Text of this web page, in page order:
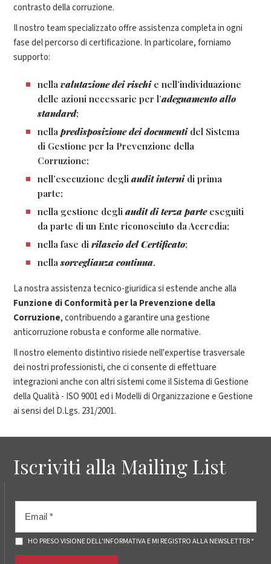
contrasto della corruzione.
Il nostro team specializzato offre assistenza completa in ogni
fase del percorso di certificazione. In particolare, forniamo
supporto:
nella valutazione dei rischie nell’individuazione
delle azioni necessarie per l’adeguamento allo
standard;
nella predisposizione dei documentidel Sistema
di Gestione per la Prevenzione della
Corruzione;
nell’esecuzione degli audit internidi prima
parte;
nella gestione degli audit di terza parteeseguiti
da parte di un Ente riconosciuto da Accredia;
nella fase di rilascio del Certificato;
nellasorveglianza continua.
La nostra assistenza tecnico-giuridica si estende anche alla
Funzione di Conformità per la Prevenzione della
Corruzione, contribuendo a garantire una gestione
anticorruzione robusta e conforme alle normative.
Il nostro elemento distintivo risiede nell'expertise trasversale
dei nostri professionisti, che ci consente di effettuare
integrazioni anche con altri sistemi come il Sistema di Gestione
della Qualità - ISO 9001 ed i Modelli di Organizzazione e Gestione
ai sensi del D.Lgs. 231/2001.
Iscriviti alla Mailing List
HO PRESO VISIONE DELL'INFORMATIVA E MI REGISTRO ALLA NEWSLETTER *